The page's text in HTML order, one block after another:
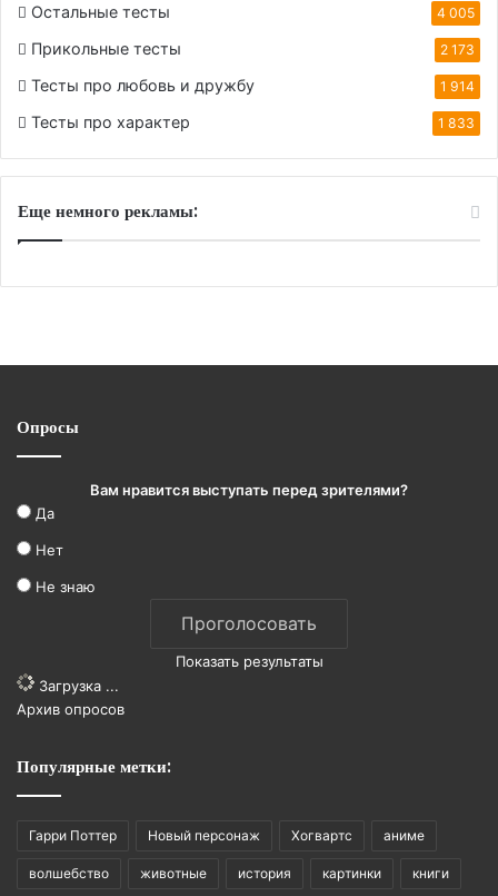
Остальные тесты 4 005
Прикольные тесты 2 173
Тесты про любовь и дружбу 1 914
Тесты про характер 1 833
Еще немного рекламы:
Опросы
Вам нравится выступать перед зрителями?
Да
Нет
Не знаю
Показать результаты
Загрузка ...
Архив опросов
Популярные метки:
Гарри Поттер Новый персонаж Хогвартс аниме
волшебство животные история картинки книги